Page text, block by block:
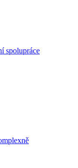
spolupráce